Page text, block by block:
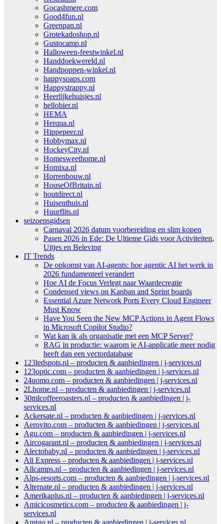
Gocashmere.com
Good4fun.nl
Greenpan.nl
Grotekadoshop.nl
Gustocamp.nl
Halloween-feestwinkel.nl
Handdoekwereld.nl
Handpoppen-winkel.nl
happysoaps.com
Happystrappy.nl
Heerlijkehuisjes.nl
hellobier.nl
HEMA
Herqua.nl
Hippepeer.nl
Hobbymax.nl
HockeyCity.nl
Homesweethome.nl
Homixa.nl
Horrenbouw.nl
HouseOfBritain.nl
houtdirect.nl
Huisenthuis.nl
Huurflits.nl
seizoensgidsen
Carnaval 2026 datum voorbereiding en slim kopen
Pasen 2026 in Ede: De Ultieme Gids voor Activiteiten,
Uitjes en Beleving
IT Trends
De opkomst van AI-agents: hoe agentic AI het werk in
2026 fundamenteel verandert
Hoe AI de Focus Verlegt naar Waardecreatie
Condensed views on Kanban and Sprint boards
Essential Azure Network Ports Every Cloud Engineer
Must Know
Have You Seen the New MCP Actions in Agent Flows
in Microsoft Copilot Studio?
Wat kan ik als organisatie met een MCP Server?
RAG in productie: waarom je AI-applicatie meer nodig
heeft dan een vectordatabase
123ledspots.nl – producten & aanbiedingen | j-services.nl
123optic.com – producten & aanbiedingen | j-services.nl
24uomo.com – producten & aanbiedingen | j-services.nl
2Lhome.nl – producten & aanbiedingen | j-services.nl
30mlcoffeeroasters.nl – producten & aanbiedingen | j-
services.nl
Ackersate.nl – producten & aanbiedingen | j-services.nl
Aerovito.com – producten & aanbiedingen | j-services.nl
Agu.com – producten & aanbiedingen | j-services.nl
Aircogarant.nl – producten & aanbiedingen | j-services.nl
Alectobaby.nl – producten & aanbiedingen | j-services.nl
Ali Express – producten & aanbiedingen | j-services.nl
Allcamps.nl – producten & aanbiedingen | j-services.nl
Alps-resorts.com – producten & aanbiedingen | j-services.nl
Alternate.nl – producten & aanbiedingen | j-services.nl
Amerikaplus.nl – producten & aanbiedingen | j-services.nl
Amicicosmetics.com – producten & aanbiedingen | j-
services.nl
Amigo.nl – producten & aanbiedingen | j-services.nl